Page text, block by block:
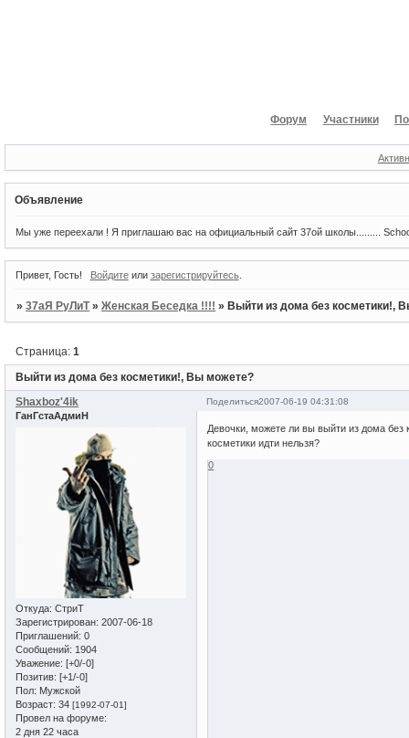
Форум Участники
Объявление
Мы уже переехали ! Я приглашаю вас на официальный сайт 37ой школы.........
Привет, Гость! Войдитеили зарегистрируйтесь.
»37аЯ РуЛиТ »Женская Беседка !!!! »Выйти из дома без косметики!,
Выйти из дома без косметики!, Вы можете?
Страница:1
Поделиться2007-06-19 04:31:08
Shaxboz'4ik
ГанГстаАдмиН
Откуда: СтриТ
Зарегистрирован: 2007-06-18
Приглашений: 0
Сообщений: 1904
Уважение: [+0/-0]
Позитив: [+1/-0]
Пол: Мужской
Возраст: 34 [1992-07-01]
Провел на форуме:
2 дня 22 часа
Девочки, можете ли вы выйти из дома
косметики идти нельзя?
0